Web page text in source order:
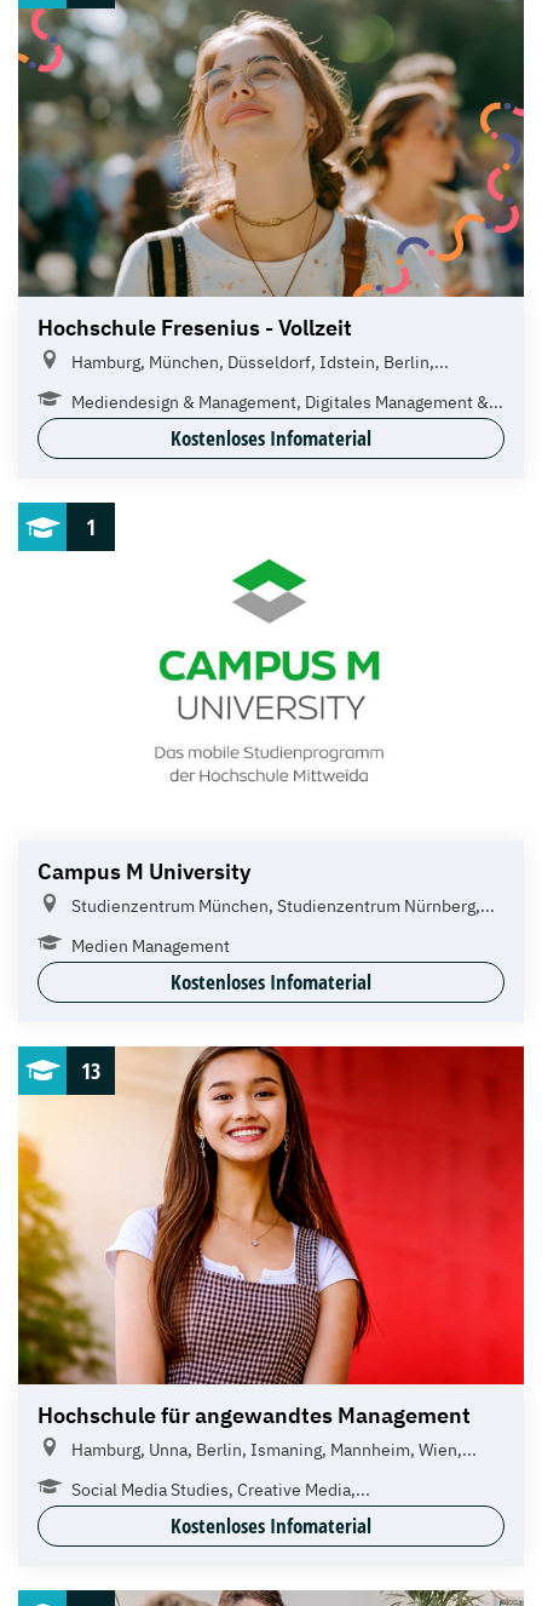
Hochschule Fresenius - Vollzeit
Hamburg, München, Düsseldorf, Idstein, Berlin,...
Mediendesign & Management, Digitales Management &...
Kostenloses Infomaterial
1
Campus M University
Studienzentrum München, Studienzentrum Nürnberg,...
Medien Management
Kostenloses Infomaterial
13
Hochschule für angewandtes Management
Hamburg, Unna, Berlin, Ismaning, Mannheim, Wien,...
Social Media Studies, Creative Media,...
Kostenloses Infomaterial